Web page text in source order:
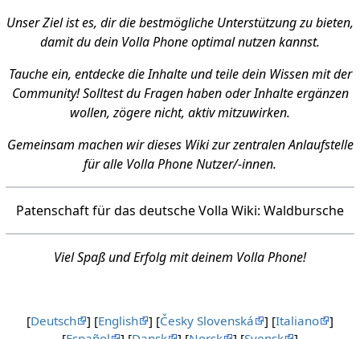
Unser Ziel ist es, dir die bestmögliche Unterstützung zu bieten,
damit du dein Volla Phone optimal nutzen kannst.
Tauche ein, entdecke die Inhalte und teile dein Wissen mit der
Community! Solltest du Fragen haben oder Inhalte ergänzen
wollen, zögere nicht, aktiv mitzuwirken.
Gemeinsam machen wir dieses Wiki zur zentralen Anlaufstelle
für alle Volla Phone Nutzer/-innen.
Patenschaft für das deutsche Volla Wiki: Waldbursche
Viel Spaß und Erfolg mit deinem Volla Phone!
[Deutsch ] [English ] [Česky Slovenská ] [Italiano
]